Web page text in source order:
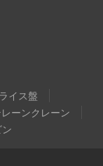
イス盤
ーンクレーン